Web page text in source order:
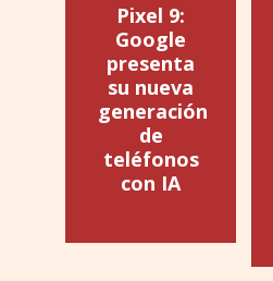
Pixel 9:
Google
presenta
su nueva
generación
de
teléfonos
con IA